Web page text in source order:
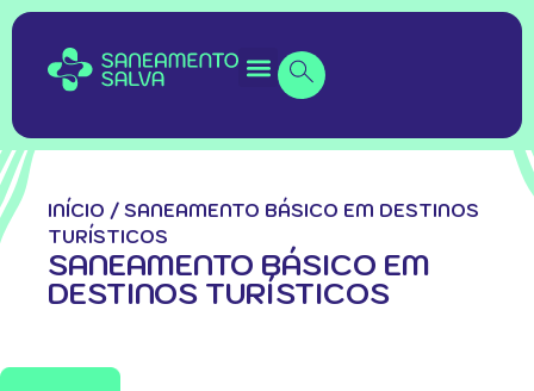
INÍCIO / SANEAMENTO BÁSICO EM DESTINOS
TURÍSTICOS
SANEAMENTO BÁSICO EM
DESTINOS TURÍSTICOS